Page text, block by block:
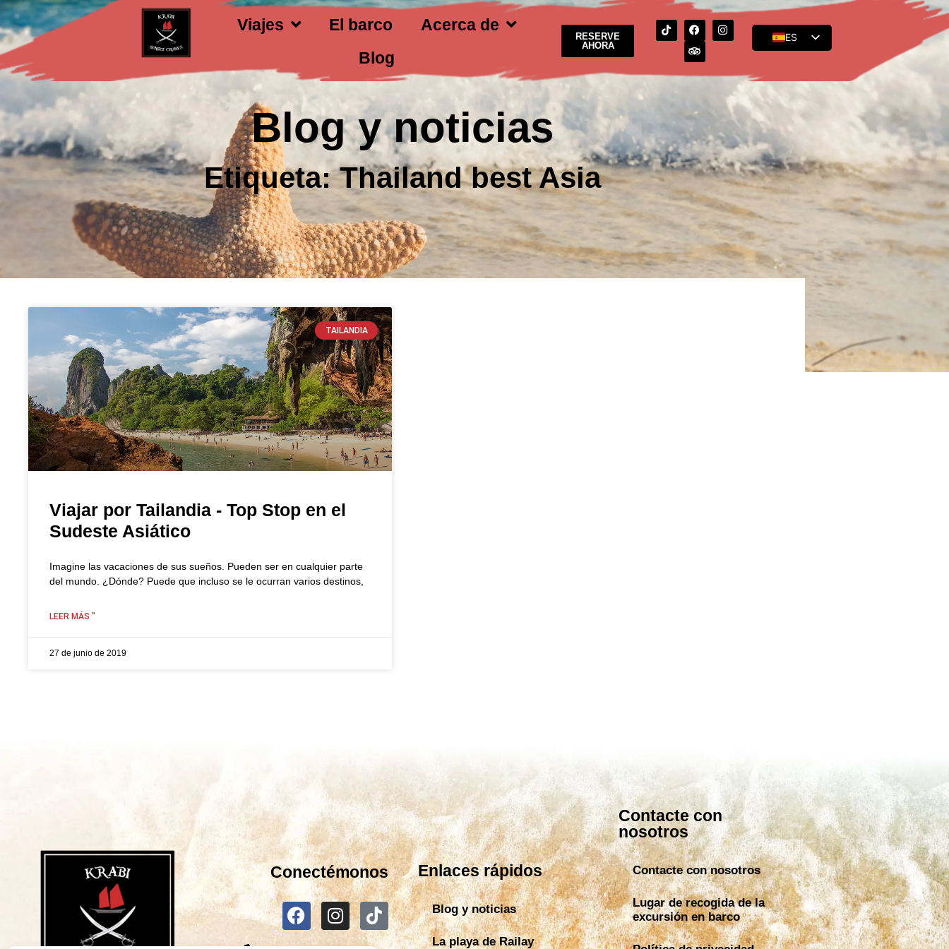
Viajes El barco
Acerca de
Blog
RESERVE
AHORA
ES
FR
Blog y noticias
Etiqueta: Thailand best Asia
TAILANDIA
Viajar por Tailandia - Top Stop en el
Sudeste Asiático
Imagine las vacaciones de sus sueños. Pueden ser en cualquier parte
del mundo. ¿Dónde? Puede que incluso se le ocurran varios destinos,
LEER MÁS "
27 de junio de 2019
Conectémonos Enlaces rápidos
Blog y noticias
La playa de Railay
Contacte con
nosotros
Contacte con nosotros
Lugar de recogida de la
excursión en barco